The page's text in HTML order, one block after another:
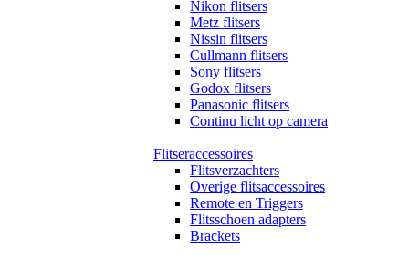
Nikon flitsers
Metz flitsers
Nissin flitsers
Cullmann flitsers
Sony flitsers
Godox flitsers
Panasonic flitsers
Continu licht op camera
Flitseraccessoires
Flitsverzachters
Overige flitsaccessoires
Remote en Triggers
Flitsschoen adapters
Brackets